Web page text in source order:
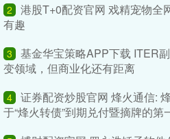
2
港股T+0配资官网 戏精宠物全
有趣
3
基金华宝策略APP下载 ITER
变领域，但商业化还有距离
4 证券配资炒股官网 烽火通信:
于“烽火转债”到期兑付暨摘牌的第